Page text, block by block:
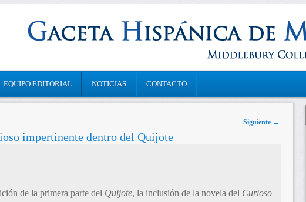
EQUIPO EDITORIAL NOTICIAS CONTACTO
Siguiente →
impertinente dentro del Quijote
de la primera parte del Quijote, la inclusión de la novela del Curioso